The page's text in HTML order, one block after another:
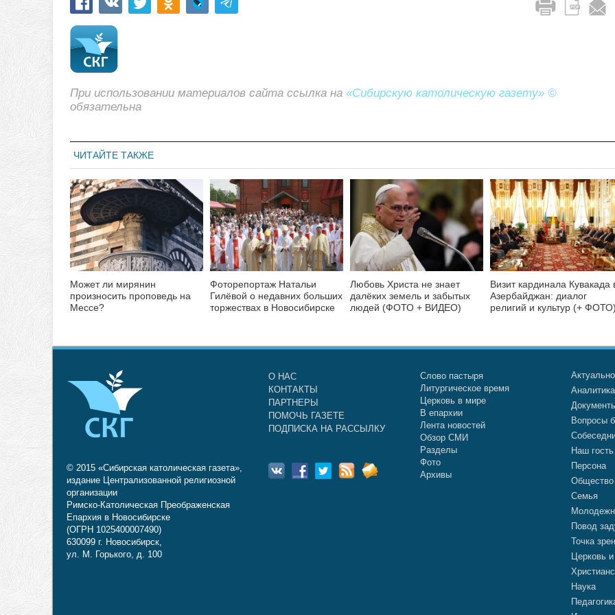
При использовании материалов сайта ссылка на «Сибирскую католическую газету» ©
обязательна
ЧИТАЙТЕ ТАКЖЕ
Может ли мирянин
произносить проповедь на
Мессе?
Фоторепортаж Натальи
Гилёвой о недавних больших
торжествах в Новосибирске
Любовь Христа не знает
далёких земель и забытых
людей (ФОТО + ВИДЕО)
Визит кардинала Кувакада
Азербайджан: диалог
религий и культур (+
© 2015 «Сибирская католическая газета»,
издание Централизованной религиозной
организации
Римско-Католическая Преображенская
Епархия в Новосибирске
(ОГРН 1025400007490)
630099 г. Новосибирск,
ул. М. Горького, д. 100
О НАС
КОНТАКТЫ
ПАРТНЕРЫ
ПОМОЧЬ ГАЗЕТЕ
ПОДПИСКА НА РАССЫЛКУ
Слово пастыря
Литургическое время
Церковь в мире
В епархии
Лента новостей
Обзор СМИ
Разделы
Фото
Архивы
Актуально
Аналитика
Вопросы
Наш гость
Персона
Общество
Семья
Повод
Точка
Церковь
Наука